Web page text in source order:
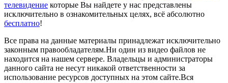
телевидение которые Вы найдете у нас представлены
исключительно в ознакомительных целях, всё абсолютно
бесплатно!
Все права на данные материалы принадлежат исключительно
законным правообладателям.Ни один из видео файлов не
находится на нашем сервере. Владельцы и администраторы
данного сайта не несут никакой ответственности за
использование ресурсов доступных на этом сайте.Вся